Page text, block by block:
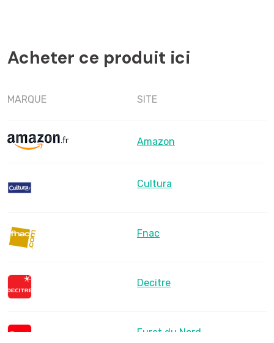
Acheter ce produit ici
MARQUE SITE
Amazon
Cultura
Fnac
Decitre
Furet du Nord